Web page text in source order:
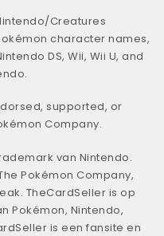
Creatures
character names,
DS, Wii, Wii U, and
supported, or
Company.
van Nintendo.
Pokémon Company,
TheCardSeller is op
Pokémon, Nintendo,
is een fansite en